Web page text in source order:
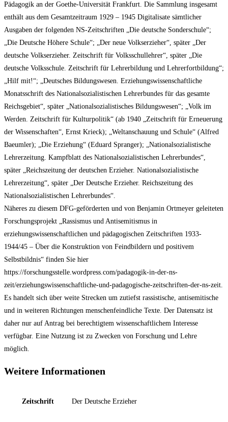
Pädagogik an der Goethe-Universität Frankfurt. Die Sammlung insgesamt
enthält aus dem Gesamtzeitraum 1929 – 1945 Digitalisate sämtlicher
Ausgaben der folgenden NS-Zeitschriften „Die deutsche Sonderschule“;
„Die Deutsche Höhere Schule“; „Der neue Volkserzieher“, später „Der
deutsche Volkserzieher. Zeitschrift für Volksschullehrer“, später „Die
deutsche Volksschule. Zeitschrift für Lehrerbildung und Lehrerfortbildung“;
„Hilf mit!“; „Deutsches Bildungswesen. Erziehungswissenschaftliche
Monatsschrift des Nationalsozialistischen Lehrerbundes für das gesamte
Reichsgebiet“, später „Nationalsozialistisches Bildungswesen“; „Volk im
Werden. Zeitschrift für Kulturpolitik“ (ab 1940 „Zeitschrift für Erneuerung
der Wissenschaften“, Ernst Krieck); „Weltanschauung und Schule“ (Alfred
Baeumler); „Die Erziehung“ (Eduard Spranger); „Nationalsozialistische
Lehrerzeitung. Kampfblatt des Nationalsozialistischen Lehrerbundes“,
später „Reichszeitung der deutschen Erzieher. Nationalsozialistische
Lehrerzeitung“, später „Der Deutsche Erzieher. Reichszeitung des
Nationalsozialistischen Lehrerbundes“.
Näheres zu diesem DFG-geförderten und von Benjamin Ortmeyer geleiteten
Forschungsprojekt „Rassismus und Antisemitismus in
erziehungswissenschaftlichen und pädagogischen Zeitschriften 1933-
1944/45 – Über die Konstruktion von Feindbildern und positivem
Selbstbildnis“ finden Sie hier
https://forschungsstelle.wordpress.com/padagogik-in-der-ns-
zeit/erziehungswissenschaftliche-und-padagogische-zeitschriften-der-ns-zeit.
Es handelt sich über weite Strecken um zutiefst rassistische, antisemitische
und in weiteren Richtungen menschenfeindliche Texte. Der Datensatz ist
daher nur auf Antrag bei berechtigtem wissenschaftlichem Interesse
verfügbar. Eine Nutzung ist zu Zwecken von Forschung und Lehre
möglich.
Weitere Informationen
Zeitschrift Der Deutsche Erzieher